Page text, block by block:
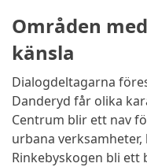
Områden
känsla
Dialogdeltagarna
Danderyd får olika
Centrum blir ett nav
urbana
Rinkebyskogen bli ett